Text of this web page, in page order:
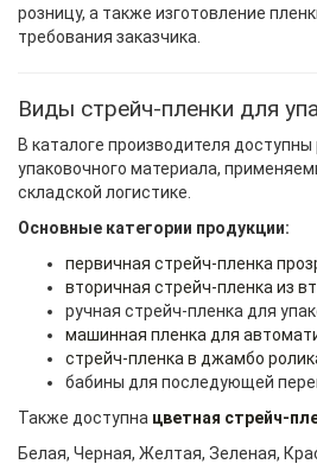
розницу, а также изготовление
требования заказчика.
Виды стрейч-пленки для
В каталоге производителя
упаковочного материала,
складской логистике.
Основные категории продукции:
первичная стрейч-пленка
вторичная стрейч-пленка из
ручная стрейч-пленка для
машинная пленка для
стрейч-пленка в джамбо
бабины для последующей
Также доступна цветная стрейч-
Белая, Черная, Желтая, Зеленая,